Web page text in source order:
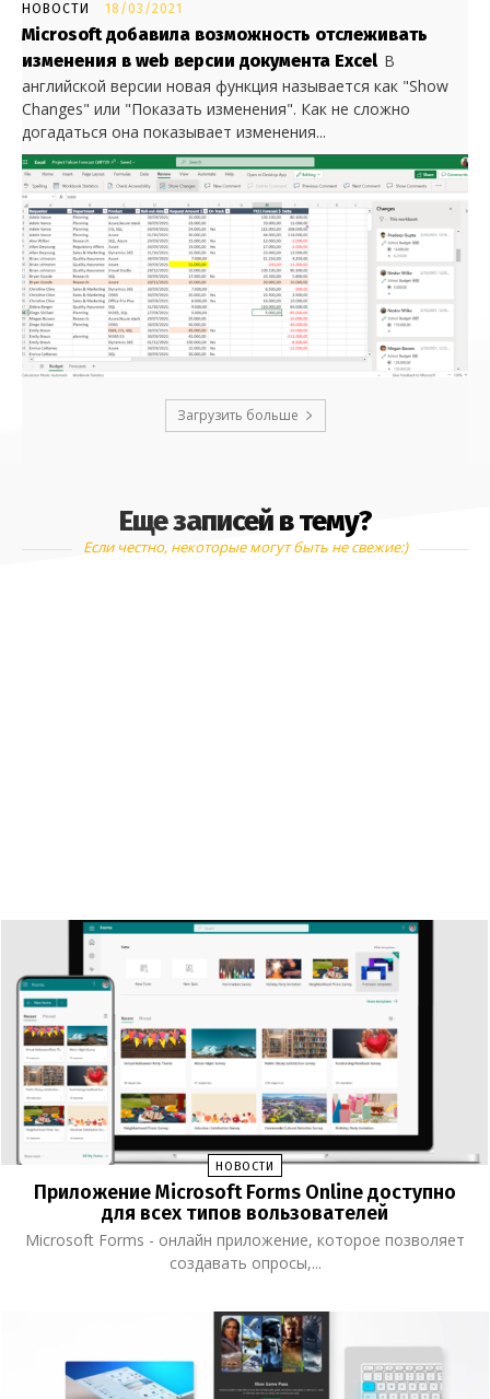
НОВОСТИ 18/03/2021
Microsoft добавила возможность отслеживать
изменения в web версии документа Excel В
английской версии новая функция называется как "Show
Changes" или "Показать изменения". Как не сложно
догадаться она показывает изменения...
Загрузить больше
Еще записей в тему?
Если честно, некоторые могут быть не свежие:)
НОВОСТИ
Приложение Microsoft Forms Online доступно
для всех типов вользователей
Microsoft Forms - онлайн приложение, которое позволяет
создавать опросы,...